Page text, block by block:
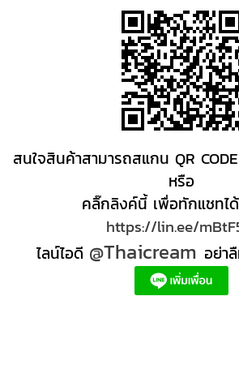
สนใจสินค้าสามารถสแกน QR
หรือ
คลิ๊กลิงค์นี้ เพื่อทักแชทไ
https://lin.ee/
ไลน์ไอดี @Thaicream อย่า